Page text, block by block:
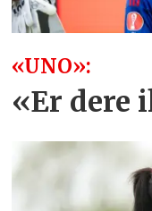
«UNO»:
«Er dere